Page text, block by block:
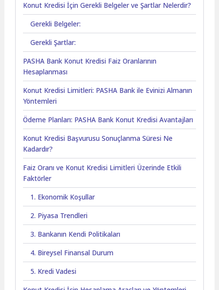
Konut Kredisi İçin Gerekli Belgeler ve Şartlar Nelerdir?
Gerekli Belgeler:
Gerekli Şartlar:
PASHA Bank Konut Kredisi Faiz Oranlarının
Hesaplanması
Konut Kredisi Limitleri: PASHA Bank ile Evinizi Almanın
Yöntemleri
Ödeme Planları: PASHA Bank Konut Kredisi Avantajları
Konut Kredisi Başvurusu Sonuçlanma Süresi Ne
Kadardır?
Faiz Oranı ve Konut Kredisi Limitleri Üzerinde Etkili
Faktörler
1. Ekonomik Koşullar
2. Piyasa Trendleri
3. Bankanın Kendi Politikaları
4. Bireysel Finansal Durum
5. Kredi Vadesi